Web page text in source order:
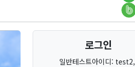
로그인
일반테스트아이디: test2,